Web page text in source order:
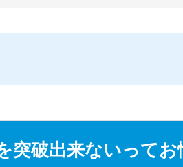
突破出来ないって